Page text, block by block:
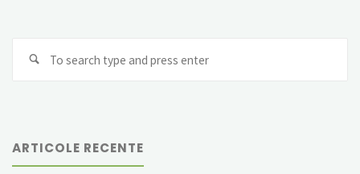
Search
ARTICOLE RECENTE